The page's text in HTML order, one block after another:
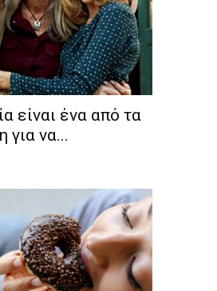
είναι ένα από τα
για να...